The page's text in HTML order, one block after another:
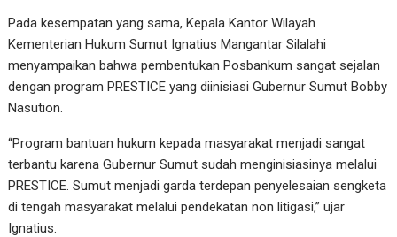
Pada kesempatan yang sama, Kepala Kantor Wilayah
Kementerian Hukum Sumut Ignatius Mangantar Silalahi
menyampaikan bahwa pembentukan Posbankum sangat sejalan
dengan program PRESTICE yang diinisiasi Gubernur Sumut Bobby
Nasution.
“Program bantuan hukum kepada masyarakat menjadi sangat
terbantu karena Gubernur Sumut sudah menginisiasinya melalui
PRESTICE. Sumut menjadi garda terdepan penyelesaian sengketa
di tengah masyarakat melalui pendekatan non litigasi,” ujar
Ignatius.